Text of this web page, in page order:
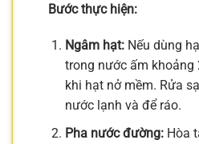
Bước thực hiện:
Ngâm hạt:Nếu dùng
trong nước ấm khoảng
khi hạt nở mềm. Rửa
nước lạnh và để ráo.
Pha nước đường:Hòa